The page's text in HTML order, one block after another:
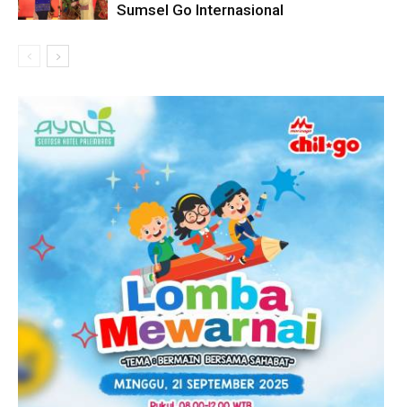
Sumsel Go Internasional